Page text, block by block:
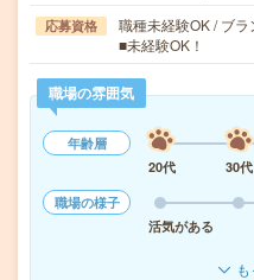
応募資格
職種未経験OK / ブ
■未経験OK！
職場の雰囲気
年齢層
20代
30代
職場の様子
活気がある